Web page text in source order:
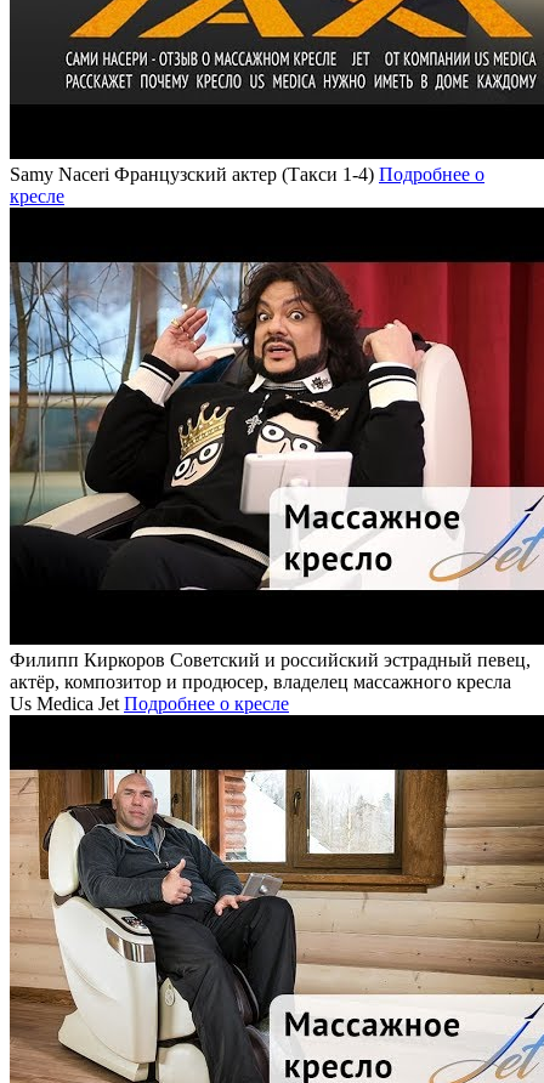
Samy Naceri Французский актер (Такси 1-4) Подробнее о
кресле
Филипп Киркоров Советский и российский эстрадный певец,
актёр, композитор и продюсер, владелец массажного кресла
Us Medica Jet Подробнее о кресле